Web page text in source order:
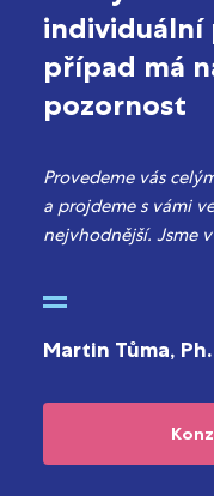
individuální
případ má
pozornost
Provedeme vás
a projdeme s vámi
nejvhodnější. Jsme
Martin Tůma,